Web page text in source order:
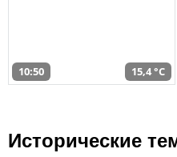
10:50 15,4 °C
Исторические